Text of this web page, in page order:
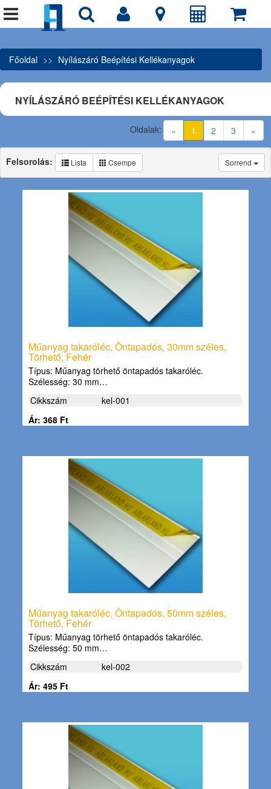
Főoldal Nyílászáró Beépítési Kellékanyagok
NYÍLÁSZÁRÓ BEÉPÍTÉSI KELLÉKANYAGOK
« 1 (current)
2 3 »
Oldalak:
Sorrend
Felsorolás: Lista Csempe
Műanyag takaróléc, Öntapadós, 30mm széles,
Törhető, Fehér
Típus: Műanyag törhető öntapadós takaróléc.
Szélesség: 30 mm…
Cikkszám
kel-001
Ár: 368 Ft
Műanyag takaróléc, Öntapadós, 50mm széles,
Törhető, Fehér
Típus: Műanyag törhető öntapadós takaróléc.
Szélesség: 50 mm…
Cikkszám
kel-002
Ár: 495 Ft